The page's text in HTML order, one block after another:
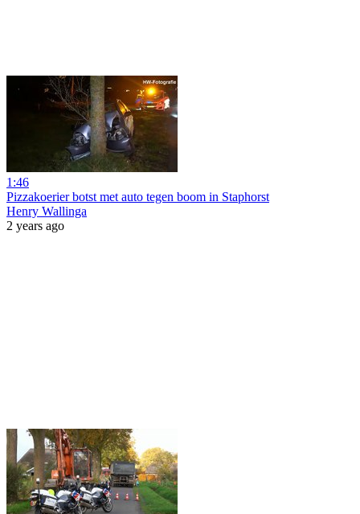
1:46
Pizzakoerier botst met auto tegen boom in Staphorst
Henry Wallinga
2 years ago